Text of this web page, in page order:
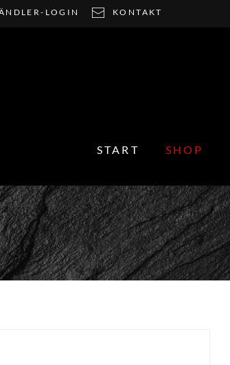
LOGIN KONTAKT
START SHOP